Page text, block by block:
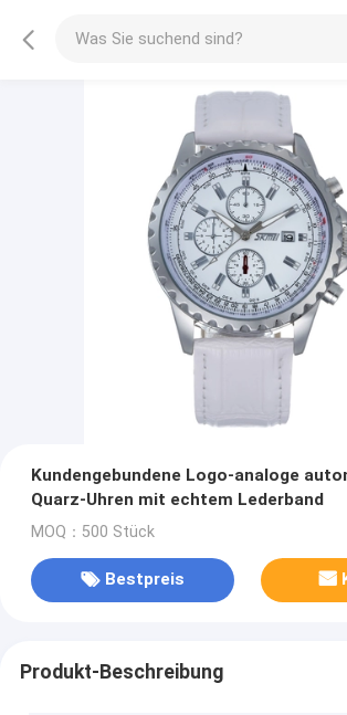
Kundengebundene Logo-analoge
Quarz-Uhren mit echtem Lederband
MOQ：500 Stück
Bestpreis
Produkt-Beschreibung